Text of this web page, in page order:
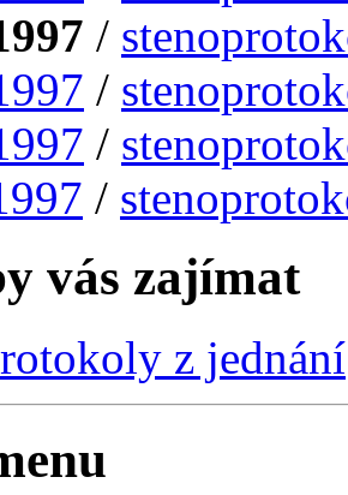
/
/
/
/
vás zajímat
z jednání